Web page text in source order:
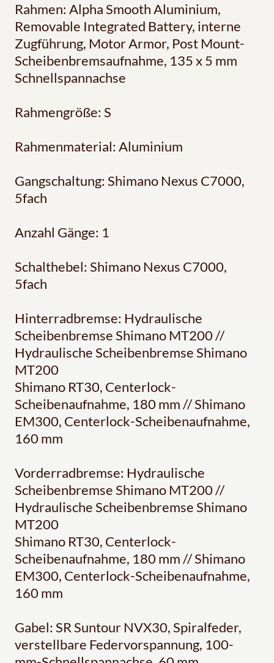
Rahmen: Alpha Smooth Aluminium,
Removable Integrated Battery, interne
Zugführung, Motor Armor, Post Mount-
Scheibenbremsaufnahme, 135 x 5 mm
Schnellspannachse
Rahmengröße: S
Rahmenmaterial: Aluminium
Gangschaltung: Shimano Nexus C7000,
5fach
Anzahl Gänge: 1
Schalthebel: Shimano Nexus C7000,
5fach
Hinterradbremse: Hydraulische
Scheibenbremse Shimano MT200 //
Hydraulische Scheibenbremse Shimano
MT200
Shimano RT30, Centerlock-
Scheibenaufnahme, 180 mm // Shimano
EM300, Centerlock-Scheibenaufnahme,
160 mm
Vorderradbremse: Hydraulische
Scheibenbremse Shimano MT200 //
Hydraulische Scheibenbremse Shimano
MT200
Shimano RT30, Centerlock-
Scheibenaufnahme, 180 mm // Shimano
EM300, Centerlock-Scheibenaufnahme,
160 mm
Gabel: SR Suntour NVX30, Spiralfeder,
verstellbare Federvorspannung, 100-